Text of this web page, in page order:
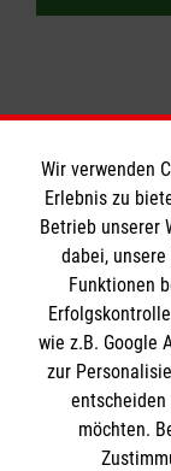
Wir
Wir
Spenden &
Angebote
Kontakt
Presse
Wir verwenden
Erlebnis zu
Betrieb unserer
dabei,
Funktionen
wie z.B. Google
zur
entscheiden
möchten.